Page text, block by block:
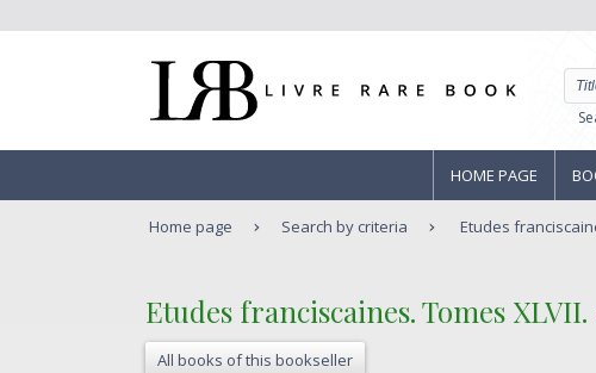
HOME PAGE
Home page Search by criteria Etudes
‎Etudes franciscaines. Tomes XLVII.
All books of this bookseller